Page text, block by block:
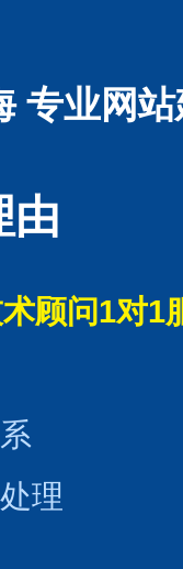
专业网
由
顾问1对1
理